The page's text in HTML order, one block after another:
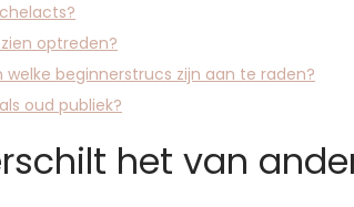
optreden?
beginnerstrucs zijn aan te raden?
oud publiek?
het van